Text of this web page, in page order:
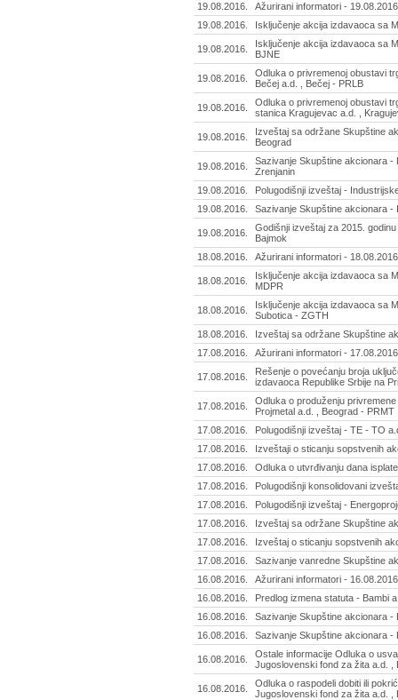
19.08.2016.
Ažurirani informatori - 19.08.2016
19.08.2016.
Isključenje akcija izdavaoca sa
19.08.2016.
Isključenje akcija izdavaoca sa
BJNE
19.08.2016.
Odluka o privremenoj obustavi
Bečej a.d. , Bečej - PRLB
19.08.2016.
Odluka o privremenoj obustavi
stanica Kragujevac a.d. ,
19.08.2016.
Izveštaj sa održane Skupštine
Beograd
19.08.2016.
Sazivanje Skupštine akcionara -
Zrenjanin
19.08.2016.
Polugodišnji izveštaj -
19.08.2016.
Sazivanje Skupštine akcionara
19.08.2016.
Godišnji izveštaj za 2015.
Bajmok
18.08.2016.
Ažurirani informatori - 18.08.2016
18.08.2016.
Isključenje akcija izdavaoca sa
MDPR
18.08.2016.
Isključenje akcija izdavaoca sa
Subotica - ZGTH
18.08.2016.
Izveštaj sa održane Skupštine
17.08.2016.
Ažurirani informatori - 17.08.2016
17.08.2016.
Rešenje o povećanju broja
izdavaoca Republike Srbije na
17.08.2016.
Odluka o produženju
Projmetal a.d. , Beograd - PRMT
17.08.2016.
Polugodišnji izveštaj - TE - TO
17.08.2016.
Izveštaji o sticanju sopstvenih
17.08.2016.
Odluka o utvrđivanju dana
17.08.2016.
Polugodišnji konsolidovani
17.08.2016.
Polugodišnji izveštaj -
17.08.2016.
Izveštaj sa održane Skupštine
17.08.2016.
Izveštaj o sticanju sopstvenih
17.08.2016.
Sazivanje vanredne Skupštine
16.08.2016.
Ažurirani informatori - 16.08.2016
16.08.2016.
Predlog izmena statuta - Bambi
16.08.2016.
Sazivanje Skupštine akcionara -
16.08.2016.
Sazivanje Skupštine akcionara -
16.08.2016.
Ostale informacije Odluka o
Jugoslovenski fond za žita a.d. ,
16.08.2016.
Odluka o raspodeli dobiti ili
Jugoslovenski fond za žita a.d. ,